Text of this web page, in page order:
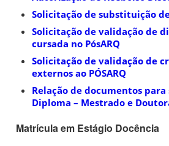
Solicitação de substituição
Solicitação de validação de
cursada no PósARQ
Solicitação de validação de
externos ao PÓSARQ
Relação de documentos
Diploma – Mestrado e
Matrícula em Estágio Docência